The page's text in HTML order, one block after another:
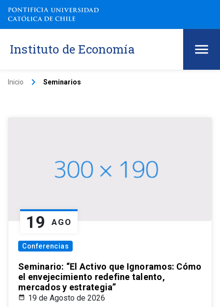
Instituto de Economía
Inicio keyboard_arrow_right Seminarios
19 AGO
Conferencias
Seminario: “El Activo que Ignoramos: Cómo
el envejecimiento redefine talento,
mercados y estrategia”
19 de Agosto de 2026